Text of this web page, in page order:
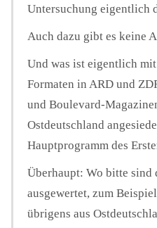
Untersuchung eigentlich
Auch dazu gibt es keine
Und was ist eigentlich
Formaten in ARD und
und Boulevard-
Ostdeutschland
Hauptprogramm des
Überhaupt: Wo bitte sind
ausgewertet, zum
übrigens aus